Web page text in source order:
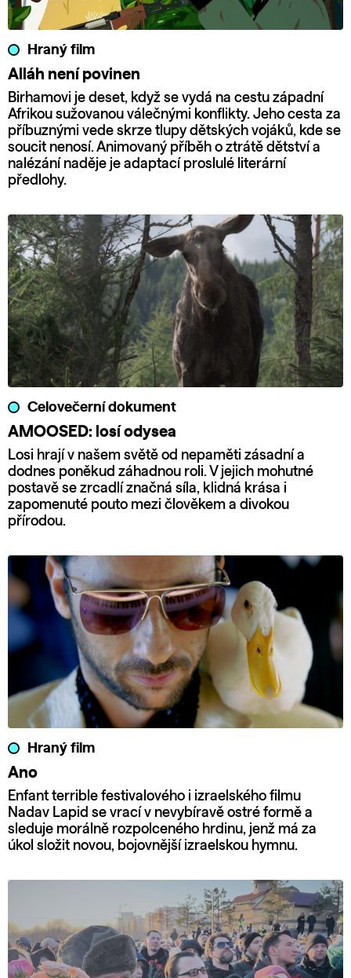
Hraný film
Alláh není povinen
Birhamovi je deset, když se vydá na cestu západní
Afrikou sužovanou válečnými konflikty. Jeho cesta za
příbuznými vede skrze tlupy dětských vojáků, kde se
soucit nenosí. Animovaný příběh o ztrátě dětství a
nalézání naděje je adaptací proslulé literární
předlohy.
Celovečerní dokument
AMOOSED: losí odysea
Losi hrají v našem světě od nepaměti zásadní a
dodnes poněkud záhadnou roli. V jejich mohutné
postavě se zrcadlí značná síla, klidná krása i
zapomenuté pouto mezi člověkem a divokou
přírodou.
Hraný film
Ano
Enfant terrible festivalového i izraelského filmu
Nadav Lapid se vrací v nevybíravě ostré formě a
sleduje morálně rozpolceného hrdinu, jenž má za
úkol složit novou, bojovnější izraelskou hymnu.